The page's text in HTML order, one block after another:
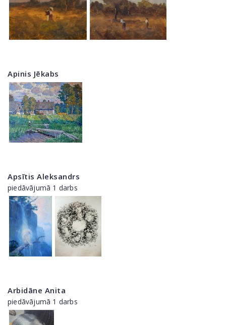
Apinis Jēkabs
Apsītis Aleksandrs
piedāvājumā 1 darbs
Arbidāne Anita
piedāvājumā 1 darbs